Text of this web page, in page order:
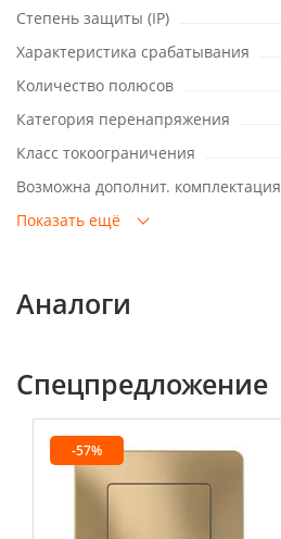
Степень защиты (IP)
Характеристика срабатывания
Количество полюсов
Категория перенапряжения
Класс токоограничения
Возможна дополнит. комплектация
Показать ещё
Аналоги
Спецпредложение
-57%